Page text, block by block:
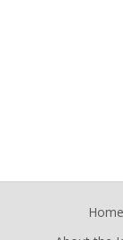
Home